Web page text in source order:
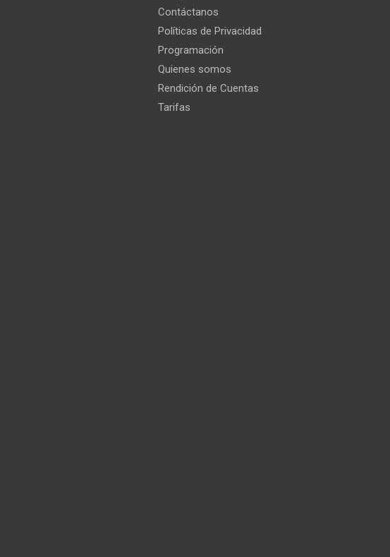
Contáctanos
Políticas de Privacidad
Programación
Quienes somos
Rendición de Cuentas
Tarifas